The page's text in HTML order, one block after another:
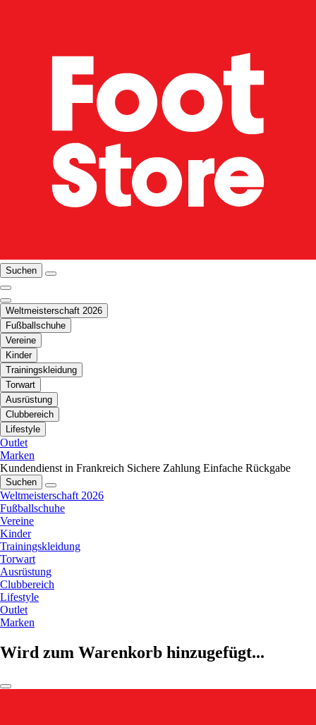
Suchen
Weltmeisterschaft 2026
Fußballschuhe
Vereine
Kinder
Trainingskleidung
Torwart
Ausrüstung
Clubbereich
Lifestyle
Outlet
Marken
Kundendienst in Frankreich Sichere Zahlung Einfache Rückgabe
Suchen
Weltmeisterschaft 2026
Fußballschuhe
Vereine
Kinder
Trainingskleidung
Torwart
Ausrüstung
Clubbereich
Lifestyle
Outlet
Marken
Wird zum Warenkorb hinzugefügt...